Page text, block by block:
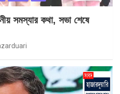
সমস্যার কথা, সভা শেষে